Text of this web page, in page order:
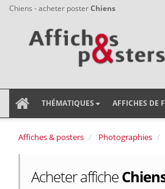
Chiens - acheter posterChiens
THÉMATIQUES AFFICHES DE
Affiches & posters Photographies
Acheter affiche